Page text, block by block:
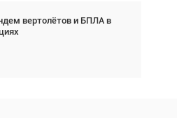
вертолётов и БПЛА в
актив. Подходите к
образом